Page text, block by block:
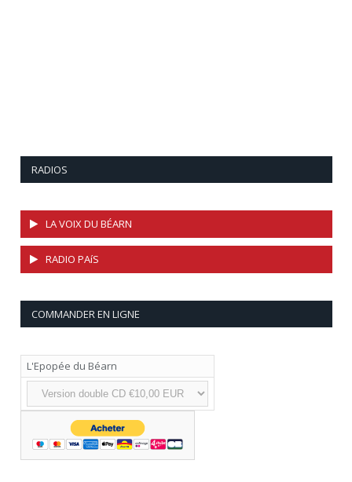
RADIOS
LA VOIX DU BÉARN
RADIO PAíS
COMMANDER EN LIGNE
L'Epopée du Béarn